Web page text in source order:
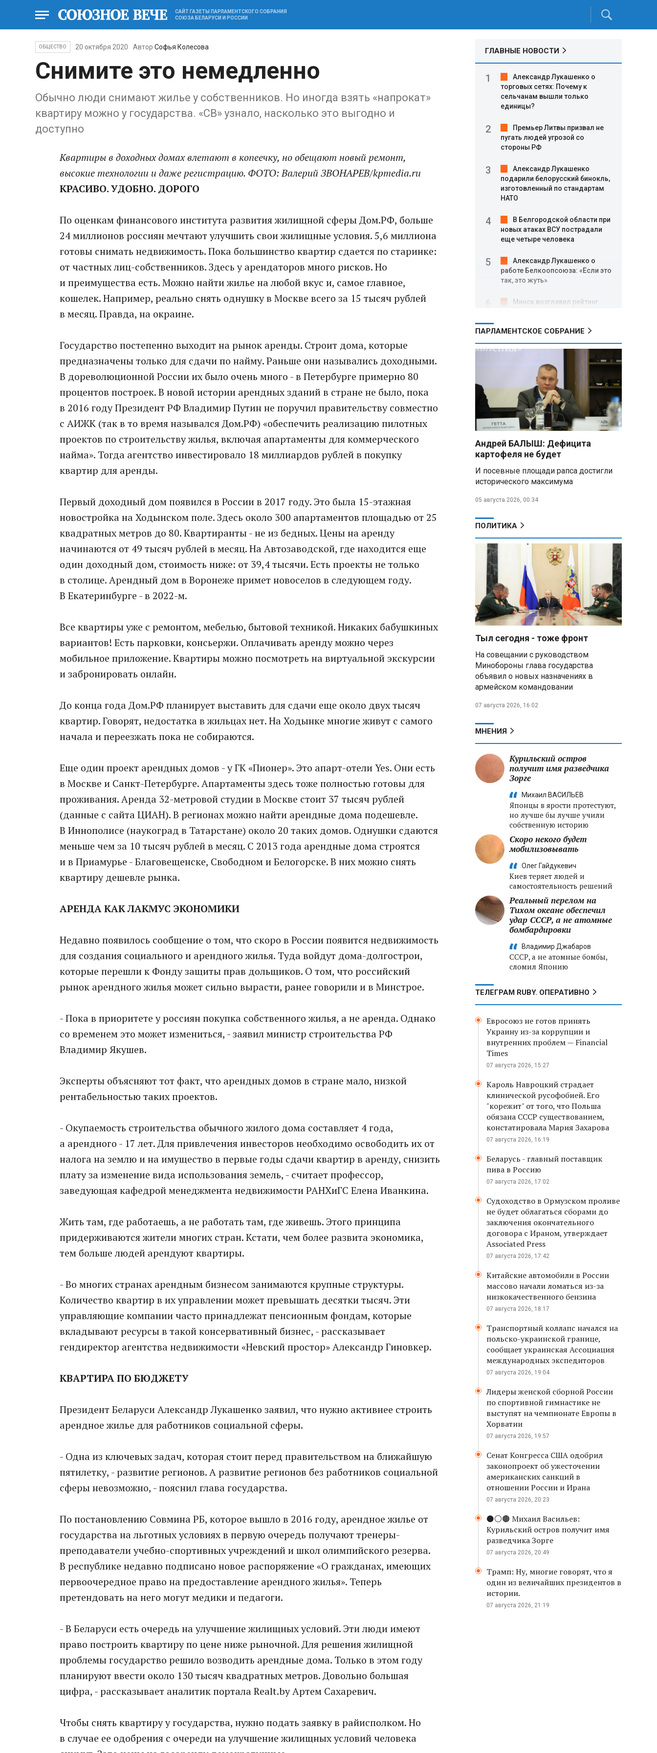
САЙТ ГАЗЕТЫ ПАРЛАМЕНТСКОГО СОБРАНИЯ
СОЮЗА БЕЛАРУСИ И РОССИИ
ОБЩЕСТВО 20 октября 2020 Автор Софья Колесова
Снимите это немедленно
Обычно люди снимают жилье у собственников. Но иногда взять «напрокат»
квартиру можно у государства. «СВ» узнало, насколько это выгодно и
доступно
Квартиры в доходных домах влетают в копеечку, но обещают новый ремонт,
высокие технологии и даже регистрацию. ФОТО: Валерий ЗВОНАРЕВ/kpmedia.ru
КРАСИВО. УДОБНО. ДОРОГО
По оценкам финансового института развития жилищной сферы Дом.РФ, больше
24 миллионов россиян мечтают улучшить свои жилищные условия. 5,6 миллиона
готовы снимать недвижимость. Пока большинство квартир сдается по старинке:
от частных лиц-собственников. Здесь у арендаторов много рисков. Но
и преимущества есть. Можно найти жилье на любой вкус и, самое главное,
кошелек. Например, реально снять однушку в Москве всего за 15 тысяч рублей
в месяц. Правда, на окраине.
Государство постепенно выходит на рынок аренды. Строит дома, которые
предназначены только для сдачи по найму. Раньше они назывались доходными.
В дореволюционной России их было очень много - в Петербурге примерно 80
процентов построек. В новой истории арендных зданий в стране не было, пока
в 2016 году Президент РФ Владимир Путин не поручил правительству совместно
с АИЖК (так в то время назывался Дом.РФ) «обеспечить реализацию пилотных
проектов по строительству жилья, включая апартаменты для коммерческого
найма». Тогда агентство инвестировало 18 миллиардов рублей в покупку
квартир для аренды.
Первый доходный дом появился в России в 2017 году. Это была 15-этажная
новостройка на Ходынском поле. Здесь около 300 апартаментов площадью от 25
квадратных метров до 80. Квартиранты - не из бедных. Цены на аренду
начинаются от 49 тысяч рублей в месяц. На Автозаводской, где находится еще
один доходный дом, стоимость ниже: от 39,4 тысячи. Есть проекты не только
в столице. Арендный дом в Воронеже примет новоселов в следующем году.
В Екатеринбурге - в 2022-м.
Все квартиры уже с ремонтом, мебелью, бытовой техникой. Никаких бабушкиных
вариантов! Есть парковки, консьержи. Оплачивать аренду можно через
мобильное приложение. Квартиры можно посмотреть на виртуальной экскурсии
и забронировать онлайн.
До конца года Дом.РФ планирует выставить для сдачи еще около двух тысяч
квартир. Говорят, недостатка в жильцах нет. На Ходынке многие живут с самого
начала и переезжать пока не собираются.
Еще один проект арендных домов - у ГК «Пионер». Это апарт-отели Yes. Они есть
в Москве и Санкт-Петербурге. Апартаменты здесь тоже полностью готовы для
проживания. Аренда 32-метровой студии в Москве стоит 37 тысяч рублей
(данные с сайта ЦИАН). В регионах можно найти арендные дома подешевле.
В Иннополисе (наукоград в Татарстане) около 20 таких домов. Однушки сдаются
меньше чем за 10 тысяч рублей в месяц. С 2013 года арендные дома строятся
и в Приамурье - Благовещенске, Свободном и Белогорске. В них можно снять
квартиру дешевле рынка.
АРЕНДА КАК ЛАКМУС ЭКОНОМИКИ
Недавно появилось сообщение о том, что скоро в России появится недвижимость
для создания социального и арендного жилья. Туда войдут дома-долгострои,
которые перешли к Фонду защиты прав дольщиков. О том, что российский
рынок арендного жилья может сильно вырасти, ранее говорили и в Минстрое.
- Пока в приоритете у россиян покупка собственного жилья, а не аренда. Однако
со временем это может измениться, - заявил министр строительства РФ
Владимир Якушев.
Эксперты объясняют тот факт, что арендных домов в стране мало, низкой
рентабельностью таких проектов.
- Окупаемость строительства обычного жилого дома составляет 4 года,
а арендного - 17 лет. Для привлечения инвесторов необходимо освободить их от
налога на землю и на имущество в первые годы сдачи квартир в аренду, снизить
плату за изменение вида использования земель, - считает профессор,
заведующая кафедрой менеджмента недвижимости РАНХиГС Елена Иванкина.
Жить там, где работаешь, а не работать там, где живешь. Этого принципа
придерживаются жители многих стран. Кстати, чем более развита экономика,
тем больше людей арендуют квартиры.
- Во многих странах арендным бизнесом занимаются крупные структуры.
Количество квартир в их управлении может превышать десятки тысяч. Эти
управляющие компании часто принадлежат пенсионным фондам, которые
вкладывают ресурсы в такой консервативный бизнес, - рассказывает
гендиректор агентства недвижимости «Невский простор» Александр Гиновкер.
КВАРТИРА ПО БЮДЖЕТУ
Президент Беларуси Александр Лукашенко заявил, что нужно активнее строить
арендное жилье для работников социальной сферы.
- Одна из ключевых задач, которая стоит перед правительством на ближайшую
пятилетку, - развитие регионов. А развитие регионов без работников социальной
сферы невозможно, - пояснил глава государства.
По постановлению Совмина РБ, которое вышло в 2016 году, арендное жилье от
государства на льготных условиях в первую очередь получают тренеры-
преподаватели учебно-спортивных учреждений и школ олимпийского резерва.
В республике недавно подписано новое распоряжение «О гражданах, имеющих
первоочередное право на предоставление арендного жилья». Теперь
претендовать на него могут медики и педагоги.
- В Беларуси есть очередь на улучшение жилищных условий. Эти люди имеют
право построить квартиру по цене ниже рыночной. Для решения жилищной
проблемы государство решило возводить арендные дома. Только в этом году
планируют ввести около 130 тысяч квадратных метров. Довольно большая
цифра, - рассказывает аналитик портала Realt.by Артем Сахаревич.
Чтобы снять квартиру у государства, нужно подать заявку в райисполком. Но
в случае ее одобрения с очереди на улучшение жилищных условий человека
ГЛАВНЫЕ НОВОСТИ
Александр Лукашенко о
торговых сетях: Почему к
сельчанам вышли только
единицы?
Премьер Литвы призвал не
пугать людей угрозой со
стороны РФ
Александр Лукашенко
подарили белорусский бинокль,
изготовленный по стандартам
НАТО
В Белгородской области при
новых атаках ВСУ пострадали
еще четыре человека
Александр Лукашенко о
работе Белкоопсоюза: «Если это
так, это жуть»
Минск возглавил рейтинг
Минобороны РФ: при
освобождении Анискино ВСУ
понесли большие потери, часть
военных сдалась в плен
Александр Лукашенко:
Россияне «услышали батьку» и
скупают пустующие дома в
белорусских деревнях
Алесандр Лукашенко назвал
работу сельской торговли
возмутился «просрочкой и
тухлятиной»
Владимир Путин обсудил с
меры по защите инфраструктуры
Минобороны РФ: «Искандер»
уничтожил эшелон с техникой
ВСУ в Днепропетровской
области
Главы правительств ЕАЭС
подписали три соглашения по
e‑торговле, биржевому рынку и
ученым званиям
Александр Лукашенко:
Хотите «собирать сливки» в
городах — отвечайте и за
отдалённые деревни
Минобороны РФ: установлен
Харьковской области
криптообменников в «Москва-
Сити», через которую
украинские call-центры
ПАРЛАМЕНТСКОЕ СОБРАНИЕ
Андрей БАЛЫШ: Дефицита
картофеля не будет
И посевные площади рапса достигли
исторического максимума
05 августа 2026, 00:34
ПОЛИТИКА
Тыл сегодня - тоже фронт
На совещании с руководством
Минобороны глава государства
объявил о новых назначениях в
армейском командовании
07 августа 2026, 16:02
МНЕНИЯ
Курильский остров
получит имя разведчика
Зорге
Михаил ВАСИЛЬЕВ
Японцы в ярости протестуют,
но лучше бы лучше учили
собственную историю
Скоро некого будет
мобилизовывать
Олег Гайдукевич
Киев теряет людей и
самостоятельность решений
Реальный перелом на
Тихом океане обеспечил
удар СССР, а не атомные
бомбардировки
Владимир Джабаров
СССР, а не атомные бомбы,
сломил Японию
ТЕЛЕГРАМ RUBY. ОПЕРАТИВНО
Евросоюз не готов принять
Украину из-за коррупции и
внутренних проблем — Financial
Times
07 августа 2026, 15:27
Кароль Навроцкий страдает
клинической русофобией. Его
"корежит" от того, что Польша
обязана СССР существованием,
констатировала Мария Захарова
07 августа 2026, 16:19
Беларусь - главный поставщик
пива в Россию
07 августа 2026, 17:02
Судоходство в Ормузском проливе
не будет облагаться сборами до
заключения окончательного
договора с Ираном, утверждает
Associated Press
07 августа 2026, 17:42
Китайские автомобили в России
массово начали ломаться из-за
низкокачественного бензина
07 августа 2026, 18:17
Транспортный коллапс начался на
польско-украинской границе,
сообщает украинская Ассоциация
международных экспедиторов
07 августа 2026, 19:04
Лидеры женской сборной России
по спортивной гимнастике не
выступят на чемпионате Европы в
Хорватии
07 августа 2026, 19:57
Сенат Конгресса США одобрил
законопроект об ужесточении
американских санкций в
отношении России и Ирана
07 августа 2026, 20:23
⚫️⚪️🟤 Михаил Васильев:
Курильский остров получит имя
разведчика Зорге
07 августа 2026, 20:49
Трамп: Ну, многие говорят, что я
один из величайших президентов в
истории.
07 августа 2026, 21:19